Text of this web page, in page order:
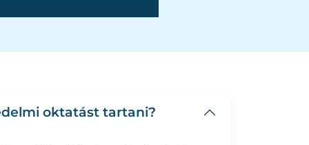
oktatást tartani?